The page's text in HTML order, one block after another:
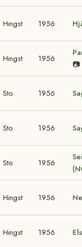
Hingst 1956
Hingst 1956
📷
Sto 1956
Sto 1956
Sto 1956
Hingst 1956
Hingst 1956